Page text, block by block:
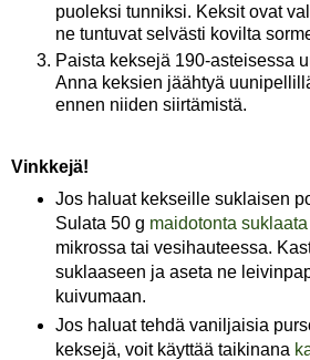
puoleksi tunniksi. Keksit ovat
ne tuntuvat selvästi kovilta
Paista keksejä 190-asteisessa
Anna keksien jäähtyä
ennen niiden siirtämistä.
Vinkkejä!
Jos haluat kekseille suklaisen
Sulata 50 g maidotonta suklaata
mikrossa tai vesihauteessa.
suklaaseen ja aseta ne
kuivumaan.
Jos haluat tehdä vaniljaisia
keksejä, voit käyttää taikinana